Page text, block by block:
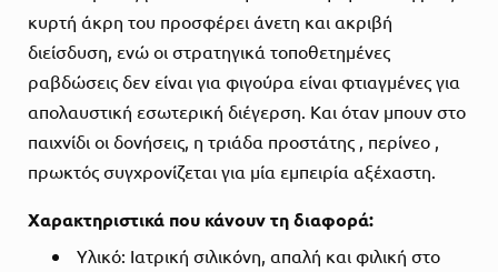
κυρτή άκρη του προσφέρει άνετη και ακριβή
διείσδυση, ενώ οι στρατηγικά τοποθετημένες
ραβδώσεις δεν είναι για φιγούρα είναι φτιαγμένες για
απολαυστική εσωτερική διέγερση. Και όταν μπουν στο
παιχνίδι οι δονήσεις, η τριάδα προστάτης , περίνεο ,
πρωκτός συγχρονίζεται για μία εμπειρία αξέχαστη.
Χαρακτηριστικά που κάνουν τη διαφορά:
Υλικό: Ιατρική σιλικόνη, απαλή και φιλική στο